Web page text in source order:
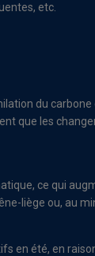
etc.
du
que les
ce qui
liège ou, au
en été, en